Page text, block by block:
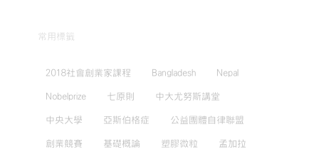
常用標籤
2018社會創業家課程 Bangladesh Nepal
Nobelprize 七原則 中大尤努斯講堂
中央大學 亞斯伯格症 公益團體自律聯盟
創業競賽 基礎概論 塑膠微粒 孟加拉